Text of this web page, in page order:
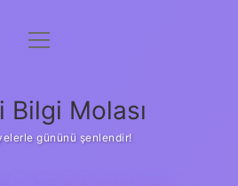
Anasayfa
Yasal Uyarı
menüyü
Bilgi Molası
gününü şenlendir!